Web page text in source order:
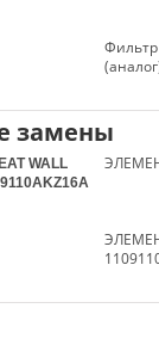
замены
WALL